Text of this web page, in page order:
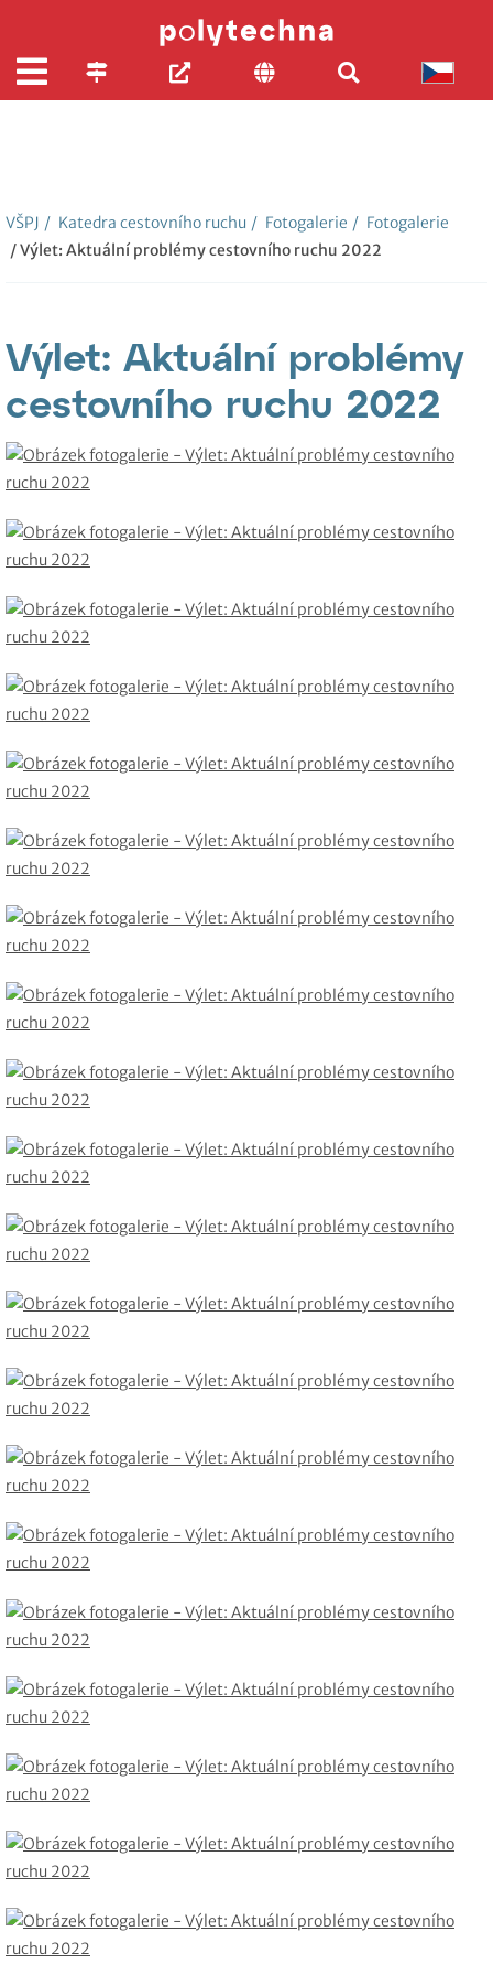
VŠPJ / Katedra cestovního ruchu / Fotogalerie / Fotogalerie
/ Výlet: Aktuální problémy cestovního ruchu 2022
Výlet: Aktuální problémy
cestovního ruchu 2022